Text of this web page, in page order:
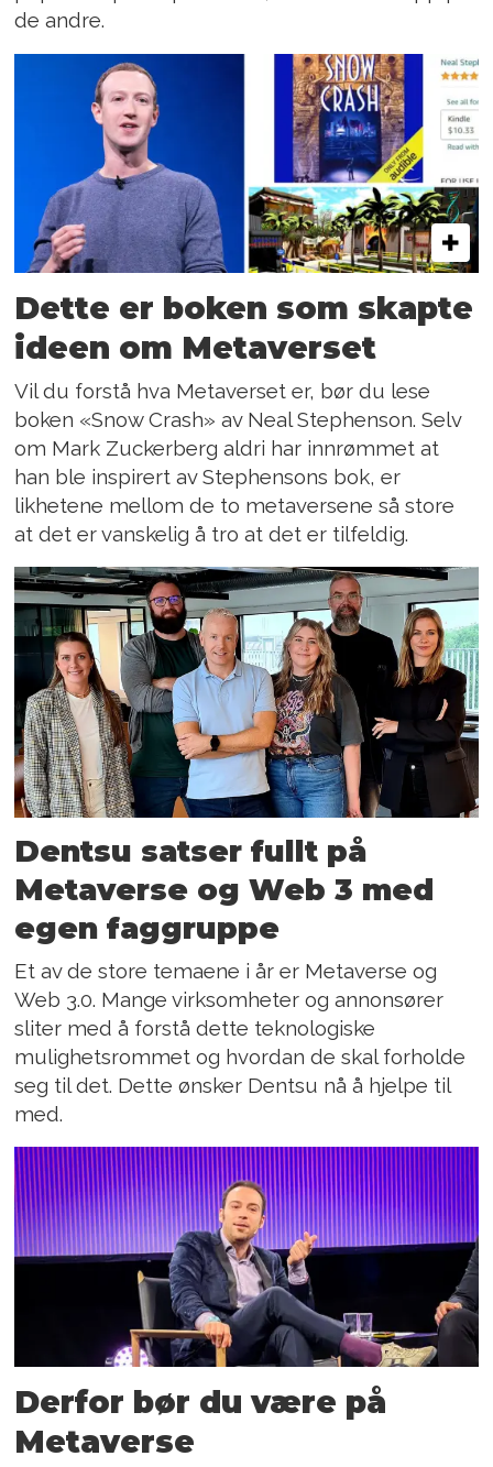
de andre.
Dette er boken som skapte
ideen om Metaverset
Vil du forstå hva Metaverset er, bør du lese
boken «Snow Crash» av Neal Stephenson. Selv
om Mark Zuckerberg aldri har innrømmet at
han ble inspirert av Stephensons bok, er
likhetene mellom de to metaversene så store
at det er vanskelig å tro at det er tilfeldig.
Dentsu satser fullt på
Metaverse og Web 3 med
egen faggruppe
Et av de store temaene i år er Metaverse og
Web 3.0. Mange virksomheter og annonsører
sliter med å forstå dette teknologiske
mulighetsrommet og hvordan de skal forholde
seg til det. Dette ønsker Dentsu nå å hjelpe til
med.
Derfor bør du være på
Metaverse